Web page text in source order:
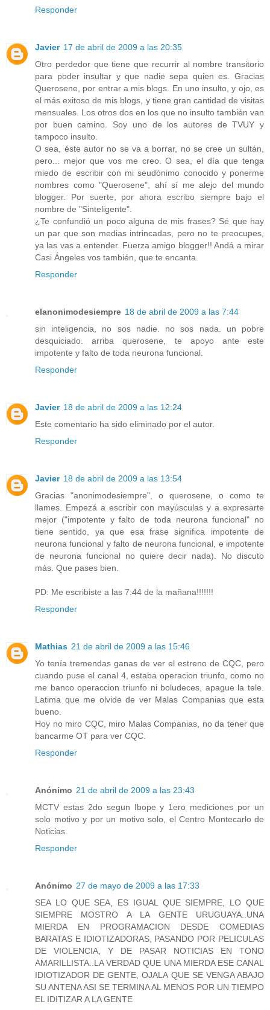
Responder
Javier 17 de abril de 2009 a las 20:35
Otro perdedor que tiene que recurrir al nombre transitorio
para poder insultar y que nadie sepa quien es. Gracias
Querosene, por entrar a mis blogs. En uno insulto, y ojo, es
el más exitoso de mis blogs, y tiene gran cantidad de visitas
mensuales. Los otros dos en los que no insulto también van
por buen camino. Soy uno de los autores de TVUY y
tampoco insulto.
O sea, éste autor no se va a borrar, no se cree un sultán,
pero... mejor que vos me creo. O sea, el día que tenga
miedo de escribir con mi seudónimo conocido y ponerme
nombres como "Querosene", ahí sí me alejo del mundo
blogger. Por suerte, por ahora escribo siempre bajo el
nombre de "Sinteligente".
¿Te confundió un poco alguna de mis frases? Sé que hay
un par que son medias intrincadas, pero no te preocupes,
ya las vas a entender. Fuerza amigo blogger!! Andá a mirar
Casi Ángeles vos también, que te encanta.
Responder
elanonimodesiempre 18 de abril de 2009 a las 7:44
sin inteligencia, no sos nadie. no sos nada. un pobre
desquiciado. arriba querosene, te apoyo ante este
impotente y falto de toda neurona funcional.
Responder
Javier 18 de abril de 2009 a las 12:24
Este comentario ha sido eliminado por el autor.
Responder
Javier 18 de abril de 2009 a las 13:54
Gracias "anonimodesiempre", o querosene, o como te
llames. Empezá a escribir con mayúsculas y a expresarte
mejor ("impotente y falto de toda neurona funcional" no
tiene sentido, ya que esa frase significa impotente de
neurona funcional y falto de neurona funcional, e impotente
de neurona funcional no quiere decir nada). No discuto
más. Que pases bien.
PD: Me escribiste a las 7:44 de la mañana!!!!!!!
Responder
Mathias 21 de abril de 2009 a las 15:46
Yo tenía tremendas ganas de ver el estreno de CQC, pero
cuando puse el canal 4, estaba operacion triunfo, como no
me banco operaccion triunfo ni boludeces, apague la tele.
Latima que me olvide de ver Malas Companias que esta
bueno.
Hoy no miro CQC, miro Malas Companias, no da tener que
bancarme OT para ver CQC.
Responder
Anónimo 21 de abril de 2009 a las 23:43
MCTV estas 2do segun Ibope y 1ero mediciones por un
solo motivo y por un motivo solo, el Centro Montecarlo de
Noticias.
Responder
Anónimo 27 de mayo de 2009 a las 17:33
SEA LO QUE SEA, ES IGUAL QUE SIEMPRE, LO QUE
SIEMPRE MOSTRO A LA GENTE URUGUAYA..UNA
MIERDA EN PROGRAMACION DESDE COMEDIAS
BARATAS E IDIOTIZADORAS, PASANDO POR PELICULAS
DE VIOLENCIA, Y DE PASAR NOTICIAS EN TONO
AMARILLISTA..LA VERDAD QUE UNA MIERDA ESE CANAL
IDIOTIZADOR DE GENTE, OJALA QUE SE VENGA ABAJO
SU ANTENA ASI SE TERMINA AL MENOS POR UN TIEMPO
EL IDITIZAR A LA GENTE